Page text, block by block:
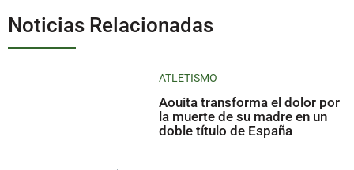
Noticias Relacionadas
ATLETISMO
Aouita transforma el dolor por
la muerte de su madre en un
doble título de España